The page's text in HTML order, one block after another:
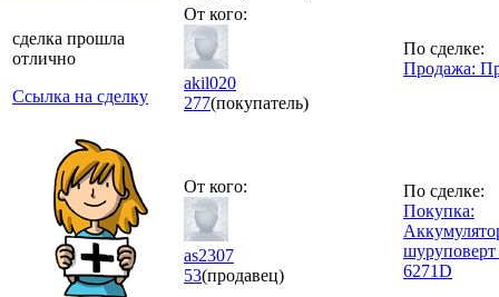
сделка прошла
отлично
Ссылка на сделку
От кого:
akil020
277(покупатель)
По сделке:
Продажа:
От кого:
as2307
53(продавец)
По сделке:
Покупка:
6271D